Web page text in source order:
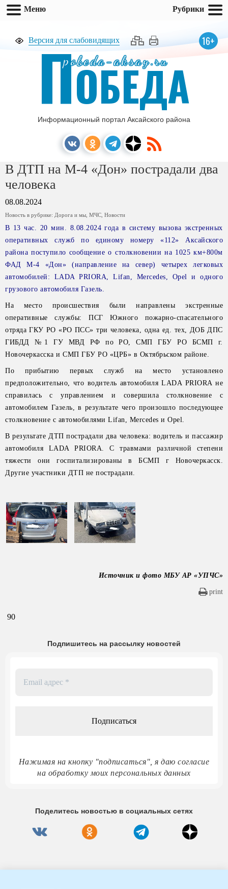
Версия для слабовидящих 16+
pobeda-aksay.ru
ПОБЕДА
Информационный портал Аксайского района
В ДТП на М-4 «Дон» пострадали два
человека
08.08.2024
Новость в рубрике: Дорога и мы МЧС Новости
В 13 час. 20 мин. 8.08.2024 года в систему вызова экстренных
оперативных служб по единому номеру «112» Аксайского
района поступило сообщение о столкновении на 1025 км+800м
ФАД М-4 «Дон» (направление на север) четырех легковых
автомобилей: LADA PRIORA, Lifan, Mercedes, Opel и одного
грузового автомобиля Газель.
На место происшествия были направлены экстренные
оперативные службы: ПСГ Южного пожарно-спасательного
отряда ГКУ РО «РО ПСС» три человека, одна ед. тех, ДОБ ДПС
ГИБДД №1 ГУ МВД РФ по РО, СМП ГБУ РО БСМП г.
Новочеркасска и СМП ГБУ РО «ЦРБ» в Октябрьском районе.
По прибытию первых служб на место установлено
предположительно, что водитель автомобиля LADA PRIORA не
справилась с управлением и совершила столкновение с
автомобилем Газель, в результате чего произошло последующее
столкновение с автомобилями Lifan, Mercedes и Opel.
В результате ДТП пострадали два человека: водитель и пассажир
автомобиля LADA PRIORA. С травмами различной степени
тяжести они госпитализированы в БСМП г Новочеркасск.
Другие участники ДТП не пострадали.
Источник и фото МБУ АР «УПЧС»
print
90
Подпишитесь на рассылку новостей
Нажимая на кнопку "подписаться", я даю согласие
на обработку моих персональных данных
Поделитесь новостью в социальных сетях
Меню Рубрики